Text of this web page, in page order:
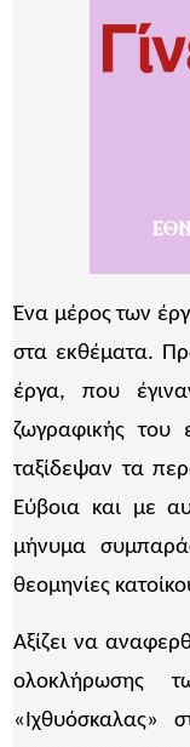
Ένα μέρος των
στα εκθέματα.
έργα, που
ζωγραφικής του
ταξίδεψαν τα
Εύβοια και με
μήνυμα
θεομηνίες
Αξίζει να
ολοκλήρωσης
«Ιχθυόσκαλας»